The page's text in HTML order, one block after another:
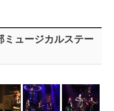
ミュージカルステー